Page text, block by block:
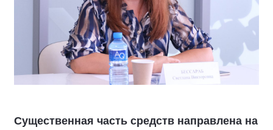
Существенная часть средств направлена на